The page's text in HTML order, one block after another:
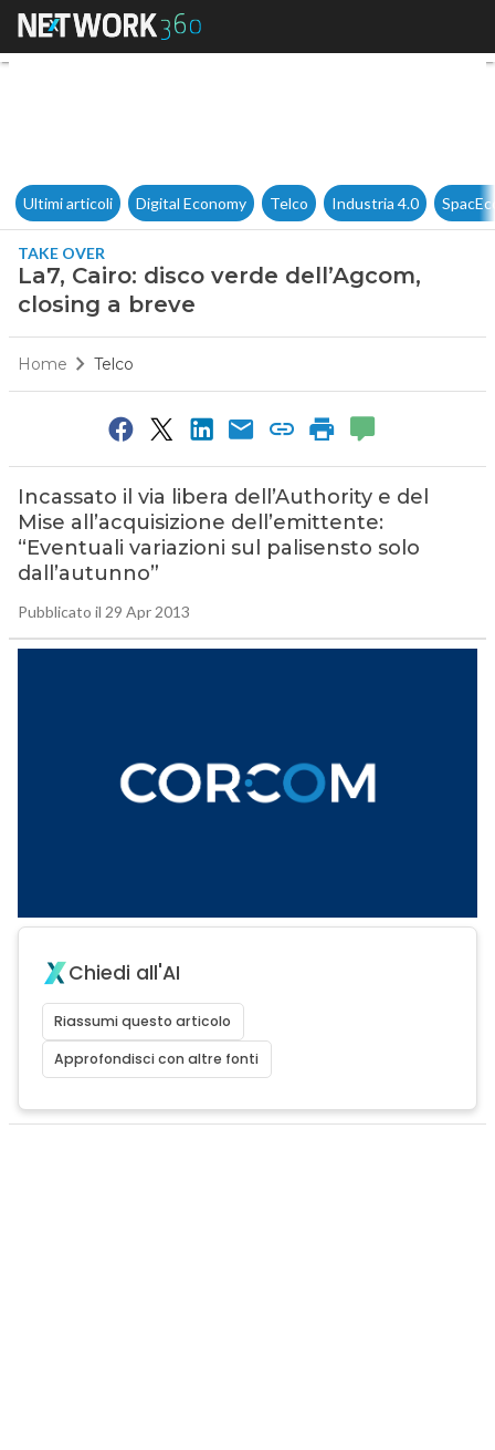
La7, Cairo: disco verde
Ultimi articoli Digital Economy Telco Industria 4.0
TAKE OVER
La7, Cairo: disco verde dell’Agcom,
closing a breve
Home Telco
Incassato il via libera dell’Authority e del
Mise all’acquisizione dell’emittente:
“Eventuali variazioni sul palisensto solo
dall’autunno”
Pubblicato il 29 Apr 2013
Chiedi all'AI
Riassumi questo articolo
Approfondisci con altre fonti